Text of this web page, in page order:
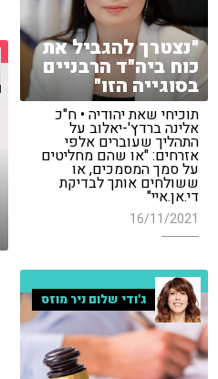
"נצטרך להגביל את
כוח ביה"ד הרבניים
בסוגייה הזו"
תוכיחי שאת יהודיה • ח"כ
אלינה ברדץ'-יאלוב על
התהליך שעוברים אלפי
אזרחים: "או שהם מחליטים
על סמך המסמכים, או
ששולחים אותך לבדיקת
די.אן.איי"
16/11/2021
ג'ודי שלום ניר מוזס